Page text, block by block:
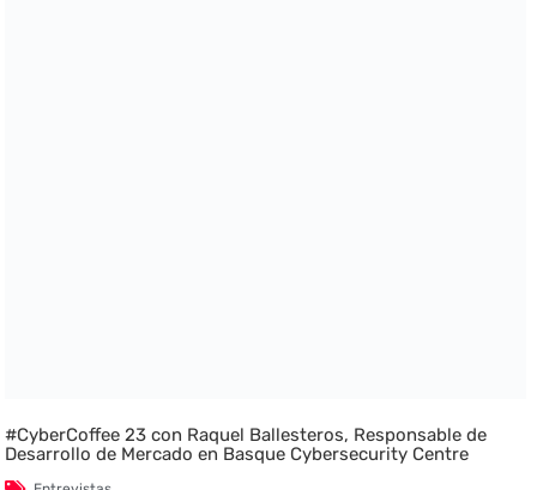
#CyberCoffee 23 con Raquel Ballesteros, Responsable de
Desarrollo de Mercado en Basque Cybersecurity Centre